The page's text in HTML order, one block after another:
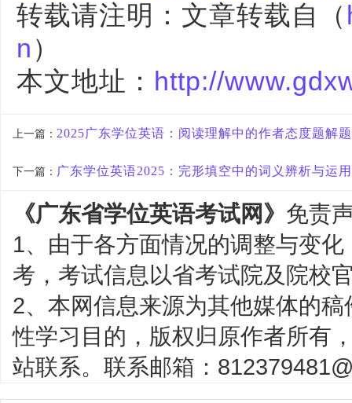
转载请注明：文章转载自（
n ）
本文地址： http://
上一篇： 2025广东学位英语：阅读理解中的作者态度题解
下一篇： 广东学位英语2025：完形填空中的词义辨析与运用
《广东省学位英语考试网》 免责
1、由于各方面情况的调整与变
考，考试信息以省考试院及院校
2、本网信息来源为其他媒体的
性学习目的，版权归原作者所有
站联系。联系邮箱：